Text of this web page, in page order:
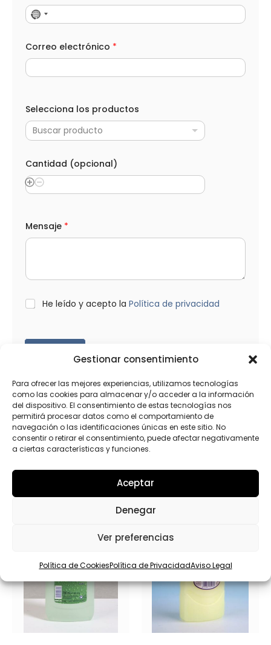
Gestionar consentimiento
Para ofrecer las mejores experiencias, utilizamos tecnologías
como las cookies para almacenar y/o acceder a la información
del dispositivo. El consentimiento de estas tecnologías nos
permitirá procesar datos como el comportamiento de
navegación o las identificaciones únicas en este sitio. No
consentir o retirar el consentimiento, puede afectar negativamente
a ciertas características y funciones.
Aceptar
Denegar
Ver preferencias
Política de CookiesPolítica de PrivacidadAviso Legal
Correo electrónico *
Selecciona los productos
Buscar producto
Cantidad (opcional)
Mensaje *
L
O
*
He leído y acepto la Política de privacidad
Productos relacionados